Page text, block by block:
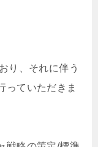
り、それに伴う
っていただきま